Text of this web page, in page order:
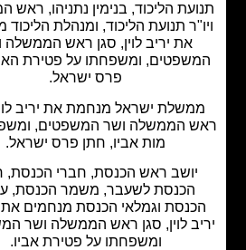
הליכוד, בנימין נתניהו, ראש הממשלה
תנועת הליכוד, ומנהלת הליכוד מנחמים
את יריב לוין, סגן ראש הממשלה ושר
ומשפחתו על פטירת האב, חתן
פרס ישראל.
ישראל מנחמת את יריב לוין, סגן
הממשלה ושר המשפטים, ומשפחתו על
מות אביו, חתן פרס ישראל.
יושב ראש הכנסת, חברי הכנסת, חברי
הכנסת לשעבר, משמר הכנסת, עובדי
וגמלאי הכנסת מנחמים את חה"כ
לוין, סגן ראש הממשלה ושר המשפטים,
ומשפחתו על פטירת אביו.